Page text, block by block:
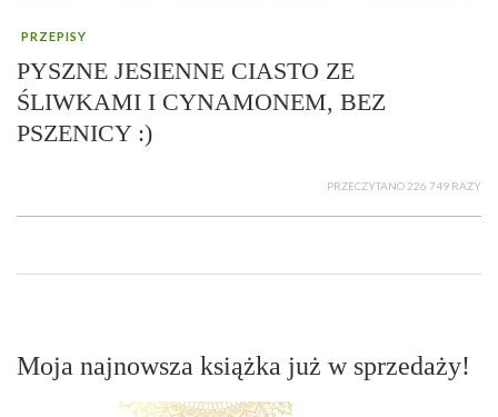
PRZEPISY
PYSZNE JESIENNE CIASTO ZE
ŚLIWKAMI I CYNAMONEM, BEZ
PSZENICY :)
PRZECZYTANO 226 749 RAZY
Moja najnowsza książka już w sprzedaży!